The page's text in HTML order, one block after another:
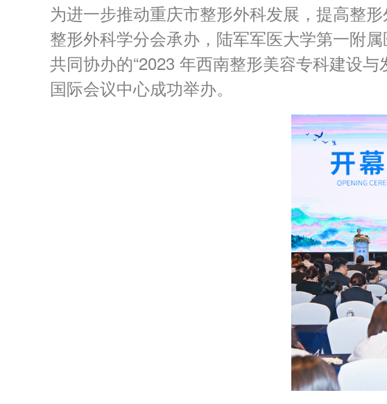
为进一步推动重庆市整形外科发展，提高整
整形外科学分会承办，陆军军医大学第一附
共同协办的“2023 年西南整形美容专科建设
国际会议中心成功举办。